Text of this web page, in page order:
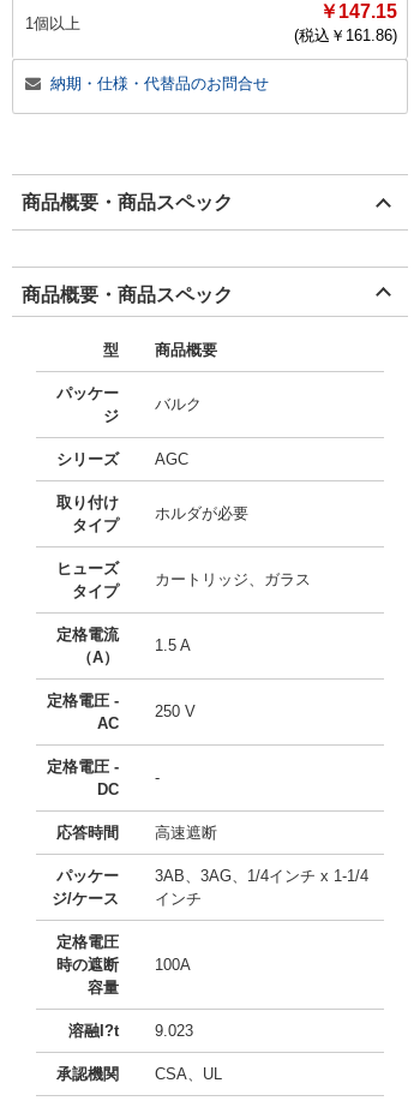
1個以上
￥147.15
(税込￥ 161.86)
納期・仕様・代替品のお問合せ
商品概要・商品スペック
商品概要・商品スペック
型 商品概要
パッケー
ジ
バルク
シリーズ AGC
取り付け
タイプ
ホルダが必要
ヒューズ
タイプ
カートリッジ、ガラス
定格電流
（A）
1.5 A
定格電圧 -
AC
250 V
定格電圧 -
DC
-
応答時間 高速遮断
パッケー
ジ/ケース
3AB、3AG、1/4インチ x 1-1/4
インチ
定格電圧
時の遮断
容量
100A
溶融I?t 9.023
承認機関 CSA、UL